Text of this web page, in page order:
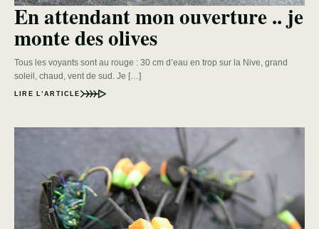
En attendant mon ouverture .. je
monte des olives
Tous les voyants sont au rouge : 30 cm d’eau en trop sur la Nive, grand
soleil, chaud, vent de sud. Je […]
LIRE L’ARTICLE